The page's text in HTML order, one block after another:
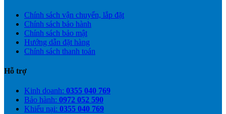
Chính sách vận chuyển, lắp đặt
Chính sách bảo hành
Chính sách bảo mật
Hướng dẫn đặt hàng
Chính sách thanh toán
Hỗ trợ
Kinh doanh: 0355 040 769
Bảo hành: 0972 052 590
Khiếu nại: 0355 040 769